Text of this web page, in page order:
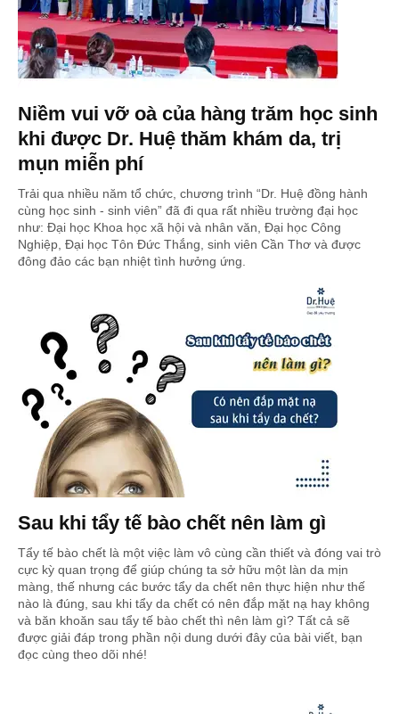
Niềm vui vỡ oà của hàng trăm học sinh
khi được Dr. Huệ thăm khám da, trị
mụn miễn phí
Trải qua nhiều năm tổ chức, chương trình “Dr. Huệ đồng hành
cùng học sinh - sinh viên” đã đi qua rất nhiều trường đại học
như: Đại học Khoa học xã hội và nhân văn, Đại học Công
Nghiệp, Đại học Tôn Đức Thắng, sinh viên Cần Thơ và được
đông đảo các bạn nhiệt tình hưởng ứng.
Sau khi tẩy tế bào chết nên làm gì
Tẩy tế bào chết là một việc làm vô cùng cần thiết và đóng vai trò
cực kỳ quan trọng để giúp chúng ta sở hữu một làn da mịn
màng, thế nhưng các bước tẩy da chết nên thực hiện như thế
nào là đúng, sau khi tẩy da chết có nên đắp mặt nạ hay không
và băn khoăn sau tẩy tế bào chết thì nên làm gì? Tất cả sẽ
được giải đáp trong phần nội dung dưới đây của bài viết, bạn
đọc cùng theo dõi nhé!